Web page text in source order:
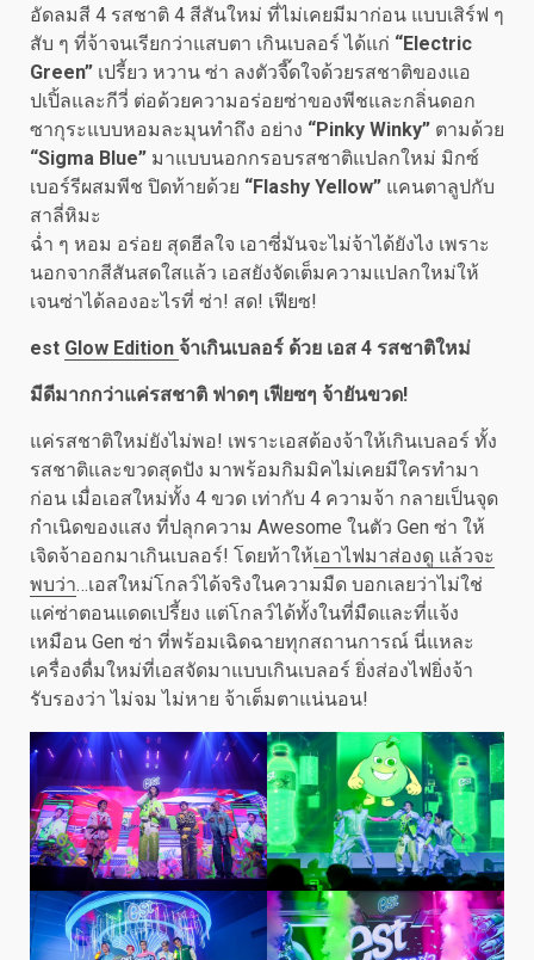
อัดลมสี 4 รสชาติ 4 สีสันใหม่ ที่ไม่เคยมีมาก่อน แบบเสิร์ฟ ๆ
สับ ๆ ที่จ้าจนเรียกว่าแสบตา เกินเบลอร์ ได้แก่ “Electric
Green” เปรี้ยว หวาน ซ่า ลงตัวจี๊ดใจด้วยรสชาติของแอ
ปเปิ้ลและกีวี่ ต่อด้วยความอร่อยซ่าของพีชและกลิ่นดอก
ซากุระแบบหอมละมุนทำถึง อย่าง “Pinky Winky” ตามด้วย
“Sigma Blue” มาแบบนอกกรอบรสชาติแปลกใหม่ มิกซ์
เบอร์รีผสมพีช ปิดท้ายด้วย “Flashy Yellow” แคนตาลูปกับ
สาลี่หิมะ
ฉ่ำ ๆ หอม อร่อย สุดฮีลใจ เอาซี่มันจะไม่จ้าได้ยังไง เพราะ
นอกจากสีสันสดใสแล้ว เอสยังจัดเต็มความแปลกใหม่ให้
เจนซ่าได้ลองอะไรที่ ซ่า! สด! เฟียซ!
est Glow Edition จ้าเกินเบลอร์ ด้วย เอส 4 รสชาติใหม่
มีดีมากกว่าแค่รสชาติ ฟาดๆ เฟียซๆ จ้ายันขวด!
แค่รสชาติใหม่ยังไม่พอ! เพราะเอสต้องจ้าให้เกินเบลอร์ ทั้ง
รสชาติและขวดสุดปัง มาพร้อมกิมมิคไม่เคยมีใครทำมา
ก่อน เมื่อเอสใหม่ทั้ง 4 ขวด เท่ากับ 4 ความจ้า กลายเป็นจุด
กำเนิดของแสง ที่ปลุกความ Awesome ในตัว Gen ซ่า ให้
เจิดจ้าออกมาเกินเบลอร์! โดยท้าให้เอาไฟมาส่องดู แล้วจะ
พบว่า…เอสใหม่โกลว์ได้จริงในความมืด บอกเลยว่าไม่ใช่
แค่ซ่าตอนแดดเปรี้ยง แต่โกลว์ได้ทั้งในที่มืดและที่แจ้ง
เหมือน Gen ซ่า ที่พร้อมเฉิดฉายทุกสถานการณ์ นี่แหละ
เครื่องดื่มใหม่ที่เอสจัดมาแบบเกินเบลอร์ ยิ่งส่องไฟยิ่งจ้า
รับรองว่า ไม่จม ไม่หาย จ้าเต็มตาแน่นอน!